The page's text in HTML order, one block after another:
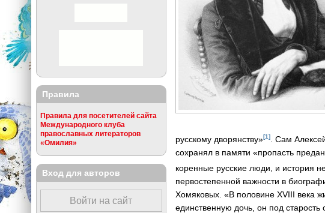
русскому дворянству»[1]
. Сам
сохранял в памяти «пропасть
коренные русские люди, и история
первостепенной важности в
Хомяковых. «В половине XVIII века
единственную дочь, он под
Правила
Правила для посетителей сайта
Международного клуба
православных литераторов
«Омилия»
Вход для авторов
Войти на сайт